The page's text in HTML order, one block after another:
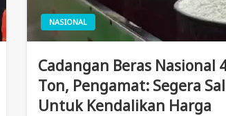
NASIONAL
Cadangan Beras Nasional
Ton, Pengamat: Segera
Untuk Kendalikan Harga